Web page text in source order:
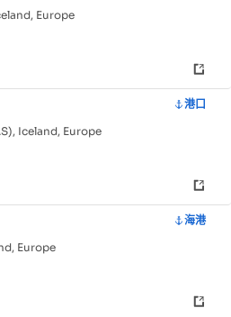
Europe
港口
Iceland, Europe
海港
Europe